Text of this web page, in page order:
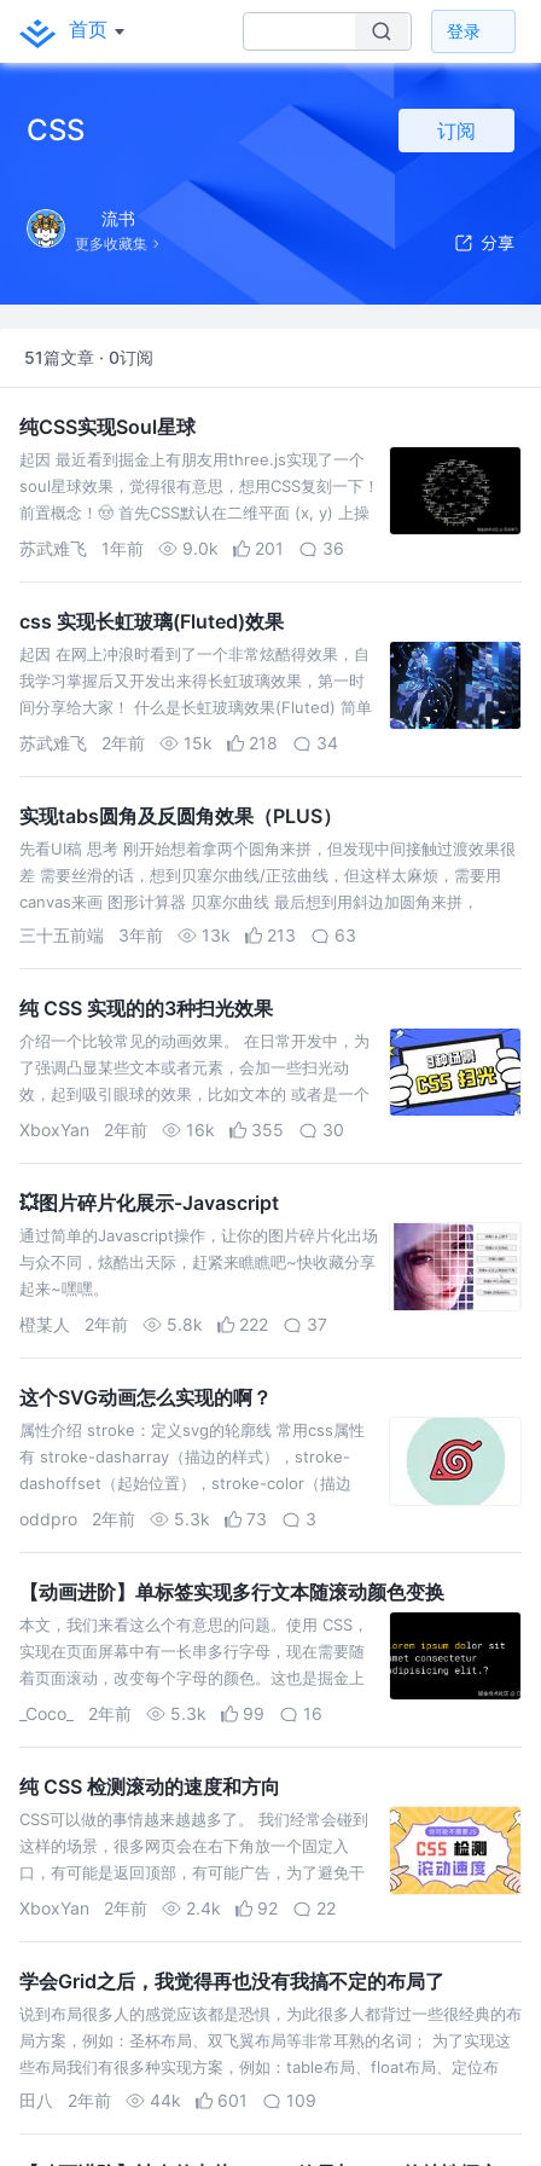
首页 登录
CSS 订阅
流书
更多收藏集
51篇文章 · 0订阅
纯CSS实现Soul星球
起因 最近看到掘金上有朋友用three.js实现了一个
soul星球效果，觉得很有意思，想用CSS复刻一下！
前置概念！🤠 首先CSS默认在二维平面 (x, y) 上操
作： x 轴：对应于水平方向。 y
苏武难飞 1年前 9.0k 201 36
css 实现长虹玻璃(Fluted)效果
起因 在网上冲浪时看到了一个非常炫酷得效果，自
我学习掌握后又开发出来得长虹玻璃效果，第一时
间分享给大家！ 什么是长虹玻璃效果(Fluted) 简单
得说就是类似透过磨砂玻璃看物体时得效果，具体
苏武难飞 2年前 15k 218 34
实现tabs圆角及反圆角效果（PLUS）
先看UI稿 思考 刚开始想着拿两个圆角来拼，但发现中间接触过渡效果很
差 需要丝滑的话，想到贝塞尔曲线/正弦曲线，但这样太麻烦，需要用
canvas来画 图形计算器 贝塞尔曲线 最后想到用斜边加圆角来拼，
三十五前端 3年前 13k 213 63
纯 CSS 实现的的3种扫光效果
介绍一个比较常见的动画效果。 在日常开发中，为
了强调凸显某些文本或者元素，会加一些扫光动
效，起到吸引眼球的效果，比如文本的 或者是一个
卡片容器，里面可能是图片或者文本或者任意元素
XboxYan 2年前 16k 355 30
💥图片碎片化展示-Javascript
通过简单的Javascript操作，让你的图片碎片化出场
与众不同，炫酷出天际，赶紧来瞧瞧吧~快收藏分享
起来~嘿嘿。
橙某人 2年前 5.8k 222 37
这个SVG动画怎么实现的啊？
属性介绍 stroke：定义svg的轮廓线 常用css属性
有 stroke-dasharray（描边的样式），stroke-
dashoffset（起始位置），stroke-color（描边
oddpro 2年前 5.3k 73 3
【动画进阶】单标签实现多行文本随滚动颜色变换
本文，我们来看这么个有意思的问题。使用 CSS，
实现在页面屏幕中有一长串多行字母，现在需要随
着页面滚动，改变每个字母的颜色。这也是掘金上
一个同学的私信提问： 这里和这位同学细聊，他没
_Coco_ 2年前 5.3k 99 16
纯 CSS 检测滚动的速度和方向
CSS可以做的事情越来越越多了。 我们经常会碰到
这样的场景，很多网页会在右下角放一个固定入
口，有可能是返回顶部，有可能广告，为了避免干
扰，在页面滚动时，会把这些入口临时收起来，停
XboxYan 2年前 2.4k 92 22
学会Grid之后，我觉得再也没有我搞不定的布局了
说到布局很多人的感觉应该都是恐惧，为此很多人都背过一些很经典的布
局方案，例如：圣杯布局、双飞翼布局等非常耳熟的名词； 为了实现这
些布局我们有很多种实现方案，例如：table布局、float布局、定位布
田八 2年前 44k 601 109